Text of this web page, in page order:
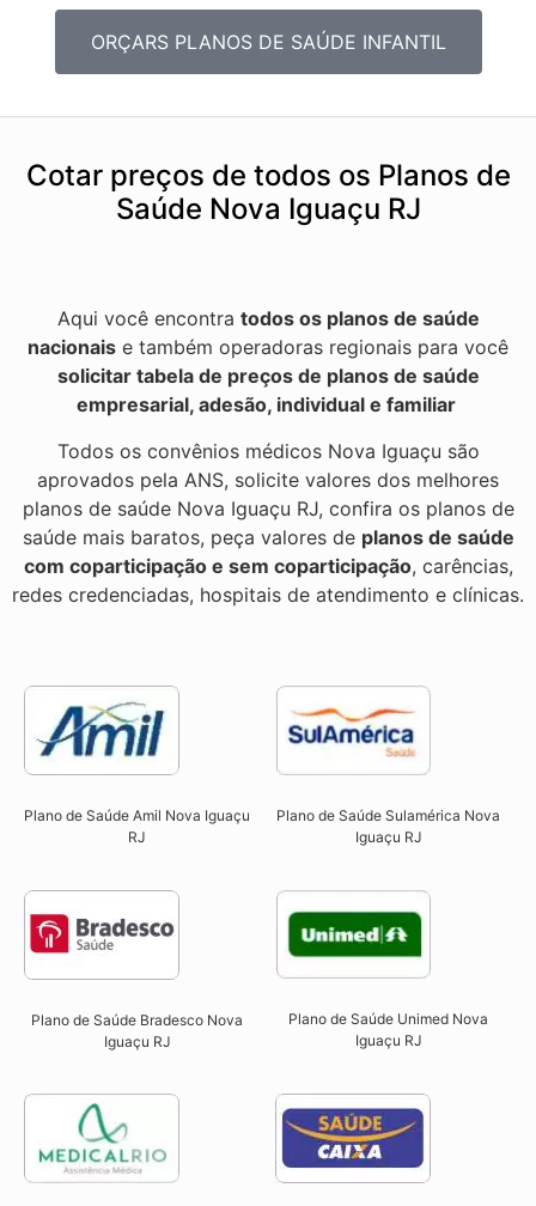
ORÇARS PLANOS DE SAÚDE INFANTIL
Cotar preços de todos os Planos de
Saúde Nova Iguaçu RJ
Aqui você encontra todos os planos de saúde
nacionais e também operadoras regionais para você
solicitar tabela de preços de planos de saúde
empresarial, adesão, individual e familiar
Todos os convênios médicos Nova Iguaçu são
aprovados pela ANS, solicite valores dos melhores
planos de saúde Nova Iguaçu RJ, confira os planos de
saúde mais baratos, peça valores de planos de saúde
com coparticipação e sem coparticipação, carências,
redes credenciadas, hospitais de atendimento e clínicas.
Plano de Saúde Amil Nova Iguaçu
RJ
Plano de Saúde Sulamérica Nova
Iguaçu RJ
Plano de Saúde Bradesco Nova
Iguaçu RJ
Plano de Saúde Unimed Nova
Iguaçu RJ